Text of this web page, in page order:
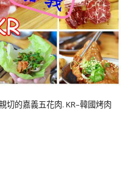
切的嘉義五花肉. KR–韓國烤肉